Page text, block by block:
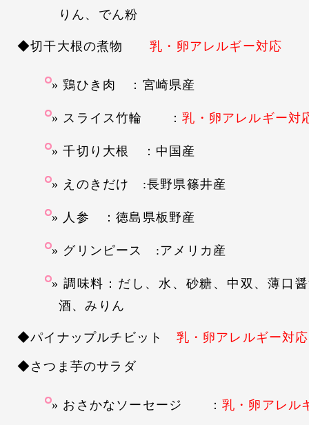
りん、でん粉
◆切干大根の煮物乳・卵アレルギー対応
鶏ひき肉 ：宮崎県産
スライス竹輪 ：乳・卵アレルギー対
千切り大根 ：中国産
えのきだけ :長野県篠井産
人参 ：徳島県板野産
グリンピース :アメリカ産
調味料：だし、水、砂糖、中双、薄口
酒、みりん
◆パイナップルチビット 乳・卵アレルギー対
◆さつま芋のサラダ
おさかなソーセージ ： 乳・卵アレル